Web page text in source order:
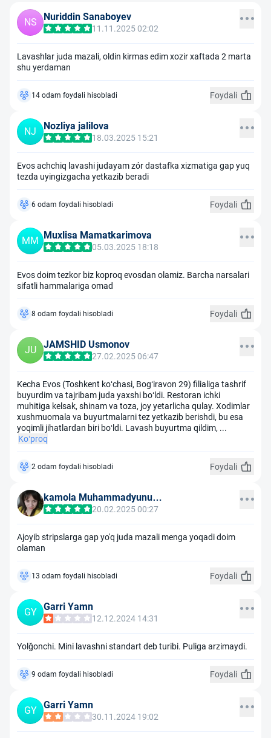
NS Nuriddin Sanaboyev
11.11.2025 02:02
Lavashlar juda mazali, oldin kirmas edim xozir xaftada 2 marta
shu yerdaman
Foydali
14 odam foydali hisobladi
NJ Nozliya jalilova
18.03.2025 15:21
Evos achchiq lavashi judayam zór dastafka xizmatiga gap yuq
tezda uyingizgacha yetkazib beradi
Foydali
6 odam foydali hisobladi
MM Muxlisa Mamatkarimova
05.03.2025 18:18
Evos doim tezkor biz koproq evosdan olamiz. Barcha narsalari
sifatli hammalariga omad
Foydali
8 odam foydali hisobladi
JU JAMSHID Usmonov
27.02.2025 06:47
Kecha Evos (Toshkent ko‘chasi, Bog‘iravon 29) filialiga tashrif
buyurdim va tajribam juda yaxshi bo‘ldi. Restoran ichki
muhitiga kelsak, shinam va toza, joy yetarlicha qulay. Xodimlar
xushmuomala va buyurtmalarni tez yetkazib berishdi, bu esa
yoqimli jihatlardan biri bo‘ldi. Lavash buyurtma qildim, ...
Ko‘proq
Foydali
2 odam foydali hisobladi
kamola Muhammadyunusovna
20.02.2025 00:27
Ajoyib stripslarga gap yo'q juda mazali menga yoqadi doim
olaman
Foydali
13 odam foydali hisobladi
GY Garri Yamn
12.12.2024 14:31
Yolğonchi. Mini lavashni standart deb turibi. Puliga arzimaydi.
Foydali
9 odam foydali hisobladi
GY Garri Yamn
30.11.2024 19:02